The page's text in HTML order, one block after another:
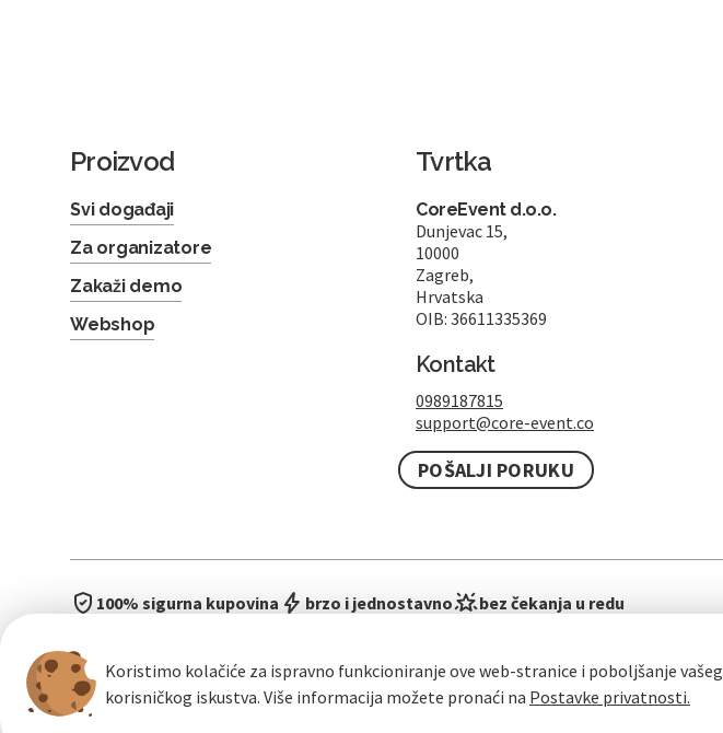
Koristimo kolačiće za ispravno funkcioniranje ove web-stranice i poboljšanje vašeg
korisničkog iskustva. Više informacija možete pronaći na Postavke privatnosti.
Proizvod
Svi događaji
Za organizatore
Zakaži demo
Webshop
Tvrtka
CoreEvent d.o.o.
Dunjevac 15,
10000
Zagreb,
Hrvatska
OIB: 36611335369
Kontakt
0989187815
support@core-event.co
POŠALJI PORUKU
100% sigurna kupovina brzo i jednostavno bez čekanja u redu